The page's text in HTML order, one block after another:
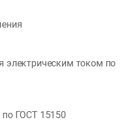
электрическим током по
по ГОСТ 15150